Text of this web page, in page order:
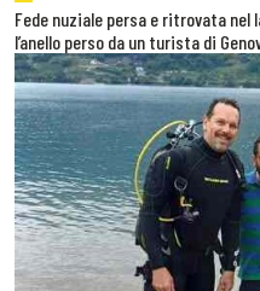
Fede nuziale persa e ritrovata
l’anello perso da un turista di